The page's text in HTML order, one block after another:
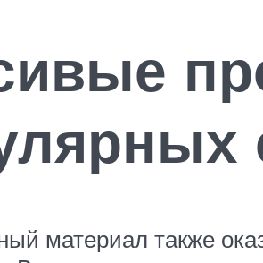
материал также